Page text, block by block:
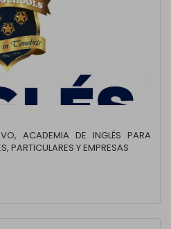
ACADEMIA DE INGLÉS PARA
PARTICULARES Y EMPRESAS